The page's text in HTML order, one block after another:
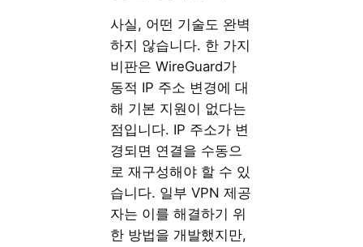
사실, 어떤 기술도 완벽
하지 않습니다. 한 가지
비판은 WireGuard가
동적 IP 주소 변경에 대
해 기본 지원이 없다는
점입니다. IP 주소가 변
경되면 연결을 수동으
로 재구성해야 할 수 있
습니다. 일부 VPN 제공
자는 이를 해결하기 위
한 방법을 개발했지만,